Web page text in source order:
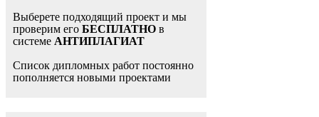
Выберете подходящий проект и мы
проверим его БЕСПЛАТНО в
системе АНТИПЛАГИАТ
Список дипломных работ постоянно
пополняется новыми проектами